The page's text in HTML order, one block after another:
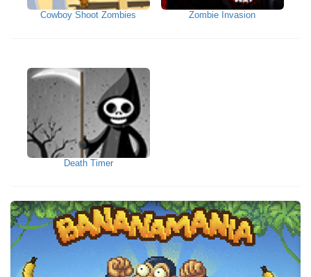
Cowboy Shoot Zombies Zombie Invasion
Death Timer